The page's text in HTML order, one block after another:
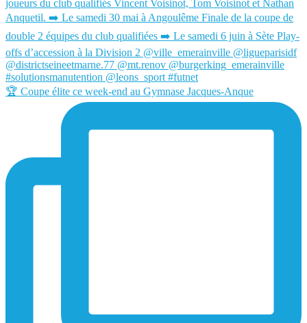
🏆 Coupe élite ce week-end au Gymnase Jacques-Anque